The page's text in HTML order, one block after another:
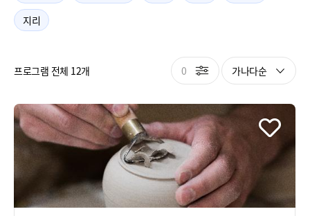
지리
프로그램 전체 12개 0 가나다순